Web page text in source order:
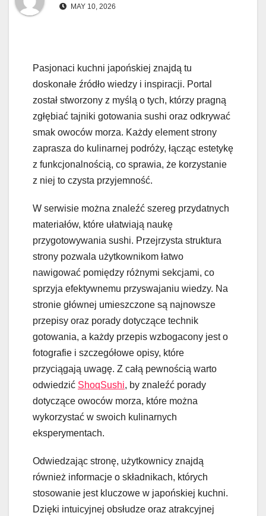
MAY 10, 2026
Pasjonaci kuchni japońskiej znajdą tu
doskonałe źródło wiedzy i inspiracji. Portal
został stworzony z myślą o tych, którzy pragną
zgłębiać tajniki gotowania sushi oraz odkrywać
smak owoców morza. Każdy element strony
zaprasza do kulinarnej podróży, łącząc estetykę
z funkcjonalnością, co sprawia, że korzystanie
z niej to czysta przyjemność.
W serwisie można znaleźć szereg przydatnych
materiałów, które ułatwiają naukę
przygotowywania sushi. Przejrzysta struktura
strony pozwala użytkownikom łatwo
nawigować pomiędzy różnymi sekcjami, co
sprzyja efektywnemu przyswajaniu wiedzy. Na
stronie głównej umieszczone są najnowsze
przepisy oraz porady dotyczące technik
gotowania, a każdy przepis wzbogacony jest o
fotografie i szczegółowe opisy, które
przyciągają uwagę. Z całą pewnością warto
odwiedzić ShoqSushi, by znaleźć porady
dotyczące owoców morza, które można
wykorzystać w swoich kulinarnych
eksperymentach.
Odwiedzając stronę, użytkownicy znajdą
również informacje o składnikach, których
stosowanie jest kluczowe w japońskiej kuchni.
Dzięki intuicyjnej obsłudze oraz atrakcyjnej